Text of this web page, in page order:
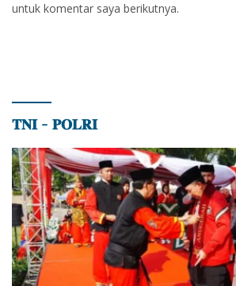
untuk komentar saya berikutnya.
𝐓𝐍𝐈 – 𝐏𝐎𝐋𝐑𝐈